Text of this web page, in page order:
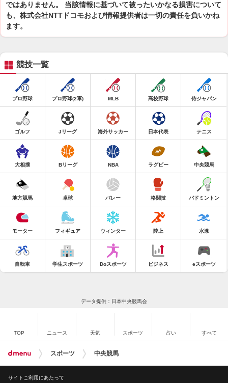
ではありません。 当該情報に基づいて被ったいかなる損害について
も、株式会社NTTドコモおよび情報提供者は一切の責任を負いかね
ます。
競技一覧
プロ野球 プロ野球(2軍) MLB 高校野球 侍ジャパン
ゴルフ Jリーグ 海外サッカー 日本代表 テニス
大相撲 Bリーグ NBA ラグビー 中央競馬
地方競馬 卓球 バレー 格闘技 バドミントン
モーター フィギュア ウィンター 陸上 水泳
自転車 学生スポーツ Doスポーツ ビジネス eスポーツ
データ提供：日本中央競馬会
TOP ニュース 天気 スポーツ 占い すべて
スポーツ 中央競馬
サイトご利用にあたって